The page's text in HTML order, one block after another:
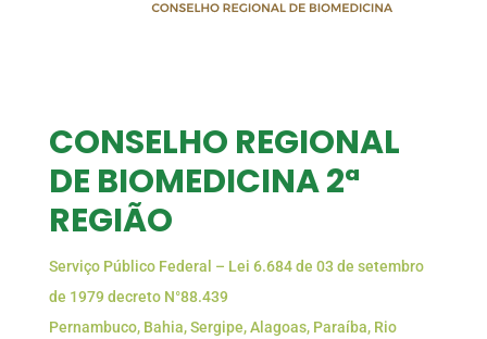
CONSELHO REGIONAL
DE BIOMEDICINA 2ª
REGIÃO
Serviço Público Federal – Lei 6.684 de 03 de setembro
de 1979 decreto N°88.439
Pernambuco, Bahia, Sergipe, Alagoas, Paraíba, Rio